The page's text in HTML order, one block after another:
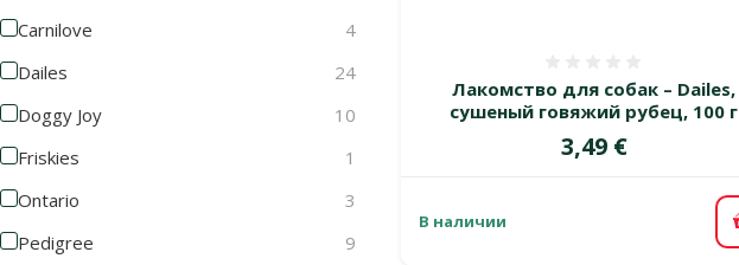
Carnilove
4
Dailes
24
Doggy Joy
10
Friskies
1
Ontario
3
Pedigree
9
Лакомство для собак – Dailes,
сушеный говяжий рубец, 100 г
Цена
3,49 €
В наличии